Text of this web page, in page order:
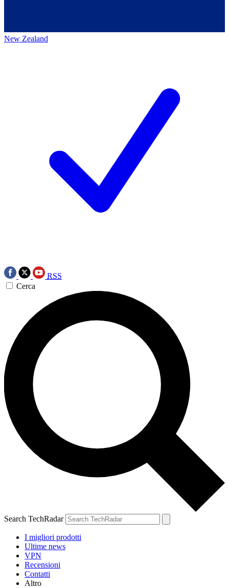
New Zealand
RSS
Cerca
Search TechRadar
I migliori prodotti
Ultime news
VPN
Recensioni
Contatti
Altro